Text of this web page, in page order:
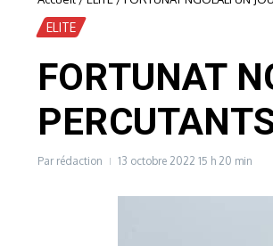
ELITE
FORTUNAT
Par rédaction 13 octobre 2022 15 h 20 min